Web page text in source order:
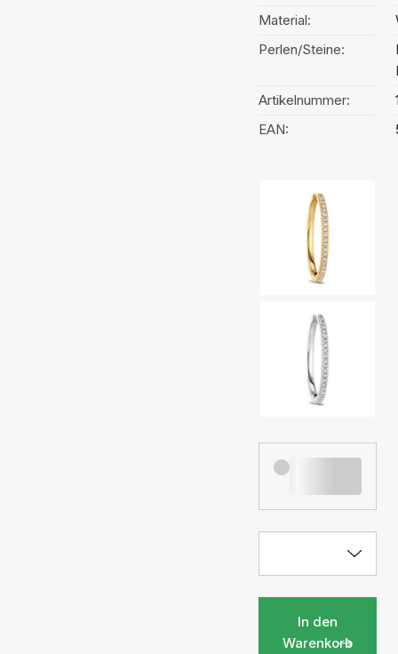
Material:
Perlen/Steine:
Artikelnummer:
EAN:
Auswahl der
In den
Warenkorb